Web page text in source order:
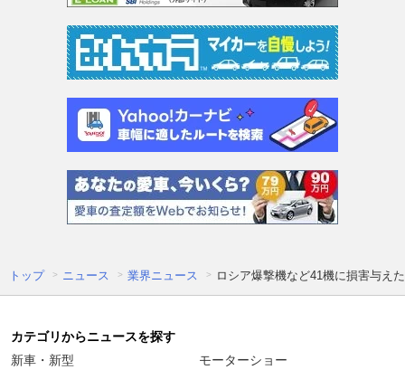
トップ ニュース 業界ニュース ロシア爆撃機など41機に損害与え
カテゴリからニュースを探す
新車・新型
モーターショー